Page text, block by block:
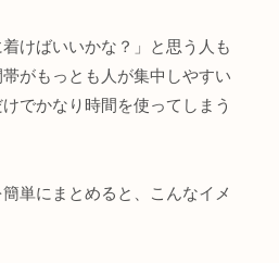
着けばいいかな？」と思う人も
がもっとも人が集中しやすい
でかなり時間を使ってしまう
単にまとめると、こんなイメ